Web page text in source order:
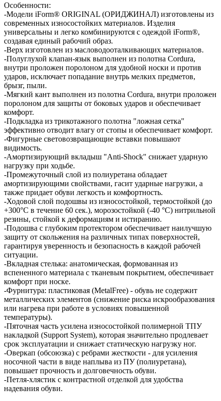
Особенности:
-Модели iForm® ORIGINAL (ОРИДЖИНАЛ) изготовлены из
современных износостойких материалов. Изделия
универсальны и легко комбинируются с одеждой iForm®,
создавая единый рабочий образ.
-Верх изготовлен из масловодооталкивающих материалов.
-Полуглухой клапан-язык выполнен из полотна Cordura,
внутри проложен поролоном для удобной носки и против
ударов, исключает попадание внутрь мелких предметов,
брызг, пыли.
-Мягкий кант выполнен из полотна Cordura, внутри проложен
поролоном для защиты от боковых ударов и обеспечивает
комфорт.
-Подкладка из трикотажного полотна "ложная сетка"
эффективно отводит влагу от стопы и обеспечивает комфорт.
-Фигурные световозвращающие вставки повышают
видимость.
-Амортизирующий вкладыш "Anti-Shock" снижает ударную
нагрузку при ходьбе.
-Промежуточный слой из полиуретана обладает
амортизирующими свойствами, гасит ударные нагрузки, а
также придает обуви легкость и комфортность.
-Ходовой слой подошвы из износостойкой, термостойкой (до
+300°С в течение 60 сек.), морозостойкой (-40 °С) нитрильной
резины, стойкой к деформациям и истиранию.
-Подошва с глубоким протектором обеспечивает наилучшую
защиту от скольжения на различных типах поверхностей,
гарантируя уверенность и безопасность в каждой рабочей
ситуации.
-Вкладная стелька: анатомическая, формованная из
вспененного материала с тканевым покрытием, обеспечивает
комфорт при носке.
-Фурнитура: пластиковая (MetalFree) - обувь не содержит
металлических элементов (снижение риска искрообразования
или нагрева при работе в условиях повышенной
температуры).
-Пяточная часть усилена износостойкой полимерной ТПУ
накладкой (Support System), которая значительно продлевает
срок эксплуатации и снижает статическую нагрузку ног.
-Оверкап (обсоюзка) с ребрами жесткости - для усиления
носочной части в виде наплыва из ПУ (полиуретана),
повышает прочность и долговечность обуви.
-Петля-хлястик с контрастной отделкой для удобства
надевания обуви.